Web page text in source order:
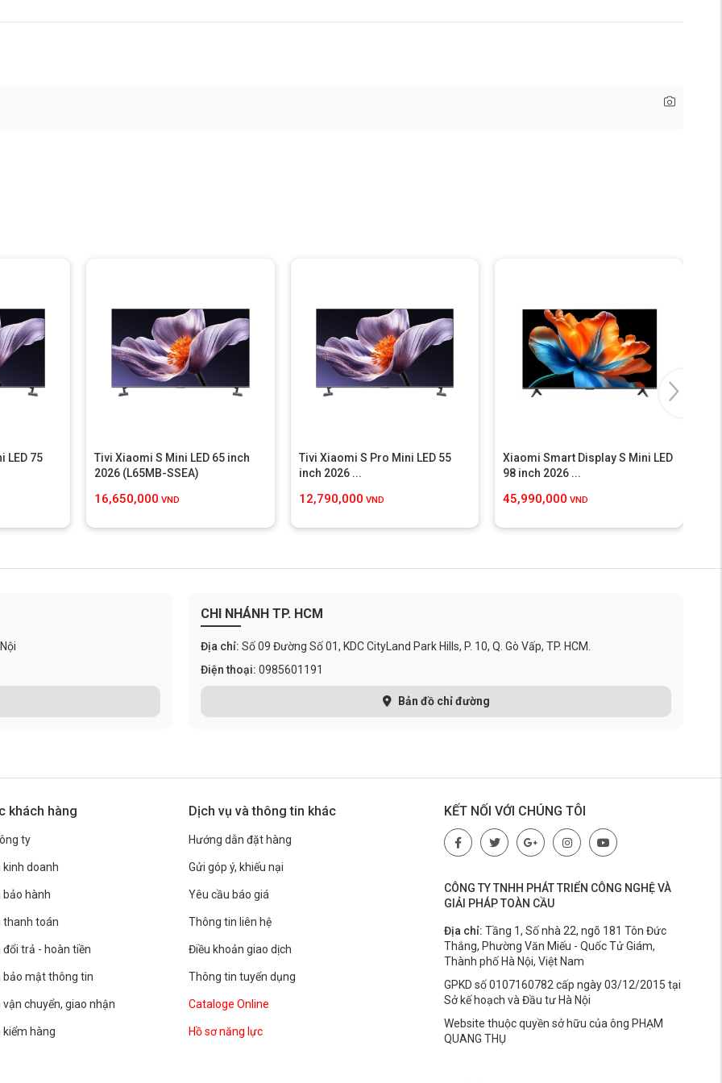
điểm cho phong cách nội thất.
còn chinh phục người dùng nhờ khả năng hiển thị hình
đối với nhu cầu giải trí trong các không gian vừa và nhỏ. Với
chi tiết hiển thị rõ ràng và chân thực. Độ phân giải 1920x1080 tái
và giàu cảm xúc.
LED 75
Tivi Xiaomi S Mini LED 65 inch
2026 (L65MB-SSEA)
16,650,000 VND
Tivi Xiaomi S Pro Mini LED 55
inch 2026 ...
12,790,000 VND
Xiaomi Smart Display S Mini LED
98 inch 2026 ...
45,990,000 VND
CHI NHÁNH TP. HCM
Địa chỉ: Số 09 Đường Số 01, KDC CityLand Park Hills, P. 10, Q. Gò Vấp, TP. HCM.
Điện thoại: 0985601191
Bản đồ chỉ đường
khách hàng
ty
kinh doanh
bảo hành
thanh toán
đổi trả - hoàn tiền
bảo mật thông tin
vận chuyển, giao nhận
kiểm hàng
Dịch vụ và thông tin khác
Hướng dẫn đặt hàng
Gửi góp ý, khiếu nại
Yêu cầu báo giá
Thông tin liên hệ
Điều khoản giao dịch
Thông tin tuyển dụng
Cataloge Online
Hồ sơ năng lực
KẾT NỐI VỚI CHÚNG TÔI
CÔNG TY TNHH PHÁT TRIỂN CÔNG NGHỆ VÀ
GIẢI PHÁP TOÀN CẦU
Địa chỉ: Tầng 1, Số nhà 22, ngõ 181 Tôn Đức
Thắng, Phường Văn Miếu - Quốc Tử Giám,
Thành phố Hà Nội, Việt Nam
GPKD số 0107160782 cấp ngày 03/12/2015 tại
Sở kế hoạch và Đầu tư Hà Nội
Website thuộc quyền sở hữu của ông PHẠM
QUANG THỤ